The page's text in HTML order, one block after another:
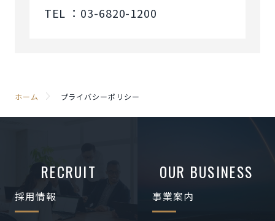
TEL ：03-6820-1200
ホーム プライバシーポリシー
RECRUIT
採用情報
OUR BUSINESS
事業案内